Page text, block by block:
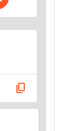
content_copy